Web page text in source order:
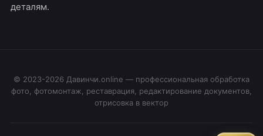
деталям.
© 2023-2026 Давинчи.online — профессиональная обработка
фото, фотомонтаж, реставрация, редактирование документов,
отрисовка в вектор